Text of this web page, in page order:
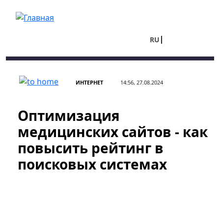
RU
ИНТЕРНЕТ 14:56, 27.08.2024
Оптимизация
медицинских сайтов - как
повысить рейтинг в
поисковых системах